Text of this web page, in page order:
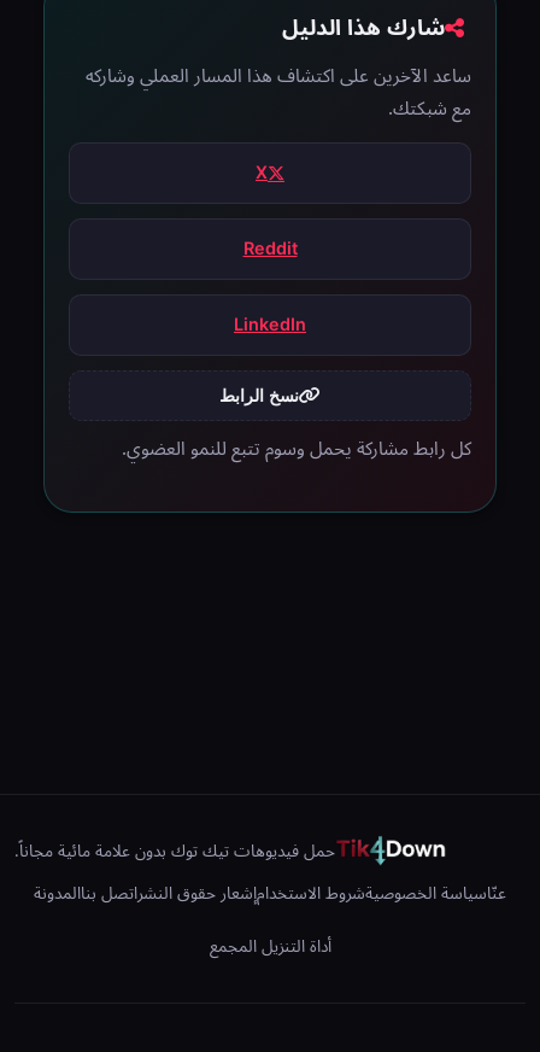
شارك هذا الدليل
ساعد الآخرين على اكتشاف هذا المسار العملي وشاركه
مع شبكتك.
X
Reddit
LinkedIn
نسخ الرابط
كل رابط مشاركة يحمل وسوم تتبع للنمو العضوي.
حمل فيديوهات تيك توك بدون علامة مائية مجاناً.
عنّاسياسة الخصوصيةشروط الاستخدامإشعار حقوق النشراتصل بناالمدونة
أداة التنزيل المجمع